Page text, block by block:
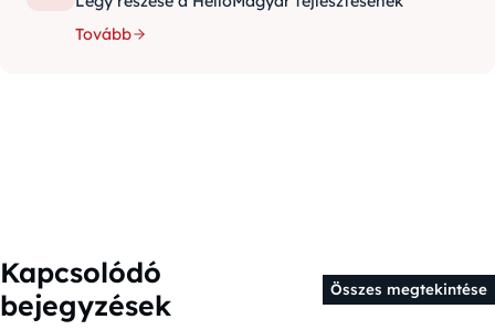
Tovább
Kapcsolódó
bejegyzések
Összes megtekintése